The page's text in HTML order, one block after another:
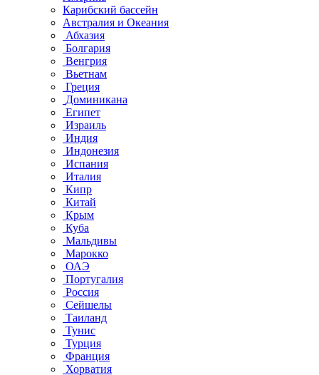
Карибский бассейн
Австралия и Океания
Абхазия
Болгария
Венгрия
Вьетнам
Греция
Доминикана
Египет
Израиль
Индия
Индонезия
Испания
Италия
Кипр
Китай
Крым
Куба
Мальдивы
Марокко
ОАЭ
Португалия
Россия
Сейшелы
Таиланд
Тунис
Турция
Франция
Хорватия